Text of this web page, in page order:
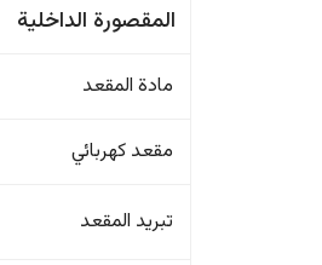
المقصورة الداخلية
مادة المقعد
مقعد كهربائي
تبريد المقعد